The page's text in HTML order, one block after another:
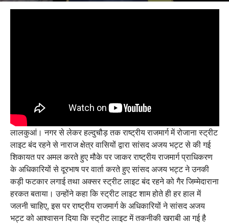
लालकुआं। नगर से लेकर हल्दुचौड़ तक राष्ट्रीय राजमार्ग में रोजाना स्ट्रीट
लाइट बंद रहने से नाराज क्षेत्र वासियों द्वारा सांसद अजय भट्ट से की गई
शिकायत पर अमल करते हुए मौके पर जाकर राष्ट्रीय राजमार्ग प्राधिकरण
के अधिकारियों से दूरभाष पर वार्ता करते हुए सांसद अजय भट्ट ने उनकी
कड़ी फटकार लगाई तथा अक्सर स्ट्रीट लाइट बंद रहने को गैर जिम्मेदाराना
हरकत बताया। उन्होंने कहा कि स्ट्रीट लाइट शाम होते ही हर हाल में
जलनी चाहिए, इस पर राष्ट्रीय राजमार्ग के अधिकारियों ने सांसद अजय
भट्ट को आश्वासन दिया कि स्ट्रीट लाइट में तकनीकी खराबी आ गई है